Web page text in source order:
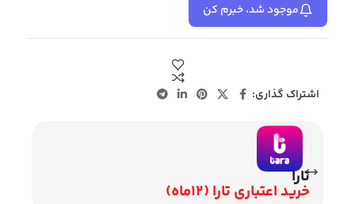
موجود شد، خبرم کن
اشتراک گذاری:
تارا
خرید اعتباری تارا (12ماه)